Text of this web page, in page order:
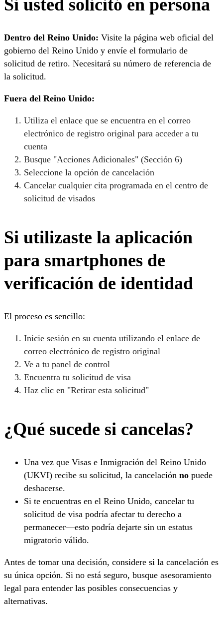
Si usted solicitó en persona
Dentro del Reino Unido: Visite la página web oficial del
gobierno del Reino Unido y envíe el formulario de
solicitud de retiro. Necesitará su número de referencia de
la solicitud.
Fuera del Reino Unido:
Utiliza el enlace que se encuentra en el correo
electrónico de registro original para acceder a tu
cuenta
Busque "Acciones Adicionales" (Sección 6)
Seleccione la opción de cancelación
Cancelar cualquier cita programada en el centro de
solicitud de visados
Si utilizaste la aplicación
para smartphones de
verificación de identidad
El proceso es sencillo:
Inicie sesión en su cuenta utilizando el enlace de
correo electrónico de registro original
Ve a tu panel de control
Encuentra tu solicitud de visa
Haz clic en "Retirar esta solicitud"
¿Qué sucede si cancelas?
Una vez que Visas e Inmigración del Reino Unido
(UKVI) recibe su solicitud, la cancelación no puede
deshacerse.
Si te encuentras en el Reino Unido, cancelar tu
solicitud de visa podría afectar tu derecho a
permanecer—esto podría dejarte sin un estatus
migratorio válido.
Antes de tomar una decisión, considere si la cancelación es
su única opción. Si no está seguro, busque asesoramiento
legal para entender las posibles consecuencias y
alternativas.